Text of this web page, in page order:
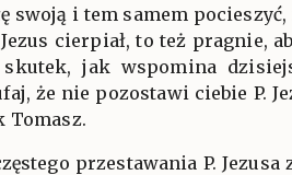
swoją i tem samem
cierpiał, to też pragnie,
jak wspomina
że nie pozostawi ciebie P.
Tomasz.
przestawania P.